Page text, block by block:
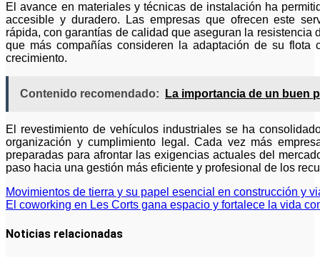
El avance en materiales y técnicas de instalación ha
accesible y duradero. Las empresas que ofrecen este
rápida, con garantías de calidad que aseguran la resistencia
que más compañías consideren la adaptación de su flota
crecimiento.
Contenido recomendado: La importancia de un buen
El revestimiento de vehículos industriales se ha
organización y cumplimiento legal. Cada vez más
preparadas para afrontar las exigencias actuales del
paso hacia una gestión más eficiente y profesional de los
Navegación
de
entradas
Movimientos de tierra y su papel esencial en construcción y
El coworking en Les Corts gana espacio y fortalece la vida
Noticias relacionadas